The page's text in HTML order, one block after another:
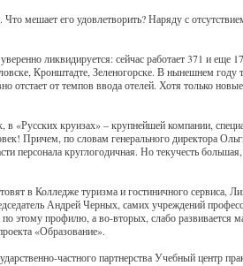
мешает его удовлетворить? Наряду с
ликвидируется: сейчас работает 371 и еще
Кронштадте, Зеленогорске. В нынешнем году
отстает от темпов ввода отелей. Хотя только
в «Русских круизах» – крупнейшей компании,
Причем, по словам генерального директора
персонала круглогодичная. Но текучесть
в Колледже туризма и гостиничного сервиса,
Андрей Черных, самих учреждений
этому профилю, а во-вторых, слабо развивается
«Образование».
частного партнерства Учебный центр